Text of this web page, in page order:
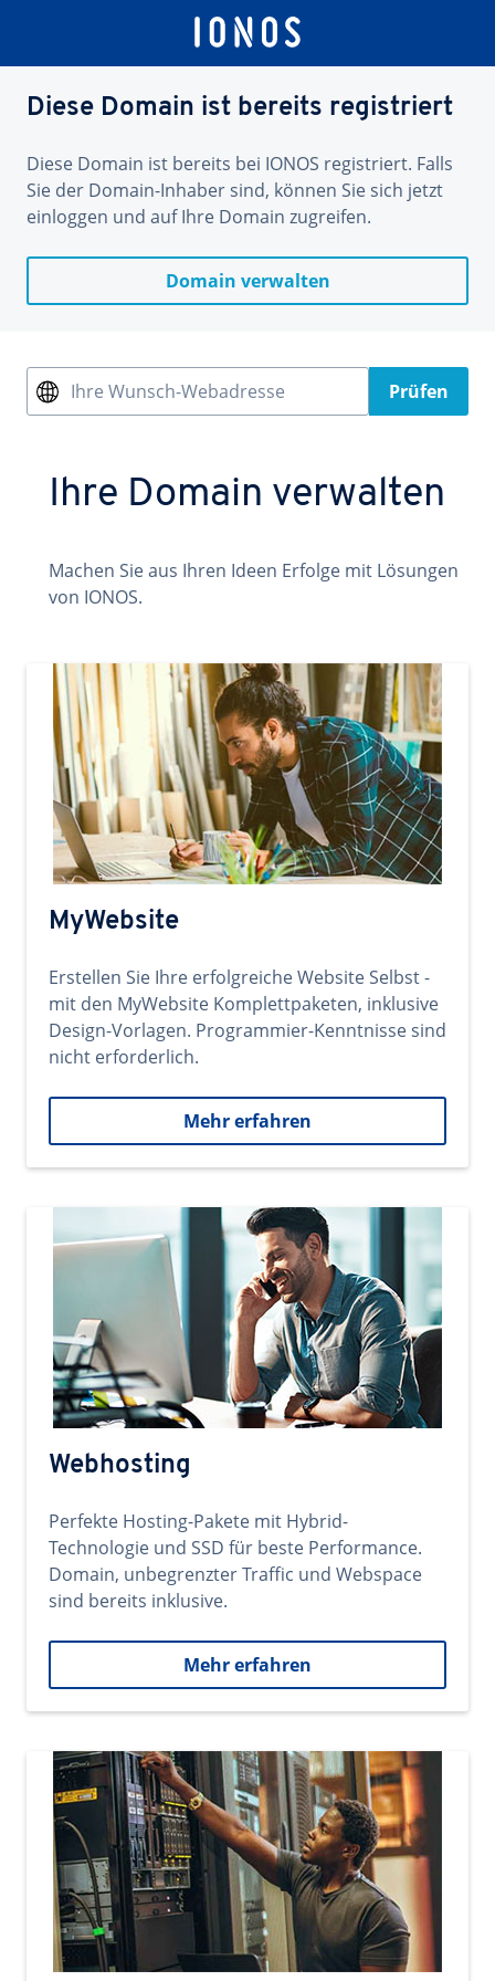
Diese Domain ist bereits registriert
Diese Domain ist bereits bei IONOS registriert. Falls
Sie der Domain-Inhaber sind, können Sie sich jetzt
einloggen und auf Ihre Domain zugreifen.
Domain verwalten
Ihre Wunsch-Webadresse Prüfen
Ihre Domain verwalten
Machen Sie aus Ihren Ideen Erfolge mit Lösungen
von IONOS.
MyWebsite
Erstellen Sie Ihre erfolgreiche Website Selbst -
mit den MyWebsite Komplettpaketen, inklusive
Design-Vorlagen. Programmier-Kenntnisse sind
nicht erforderlich.
Mehr erfahren
Webhosting
Perfekte Hosting-Pakete mit Hybrid-
Technologie und SSD für beste Performance.
Domain, unbegrenzter Traffic und Webspace
sind bereits inklusive.
Mehr erfahren